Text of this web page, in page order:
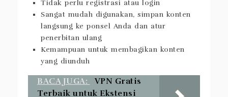
Fitur
Tidak perlu registrasi atau login
Sangat mudah digunakan, simpan konten
langsung ke ponsel Anda dan atur
Kemampuan untuk membagikan konten
yang diunduh